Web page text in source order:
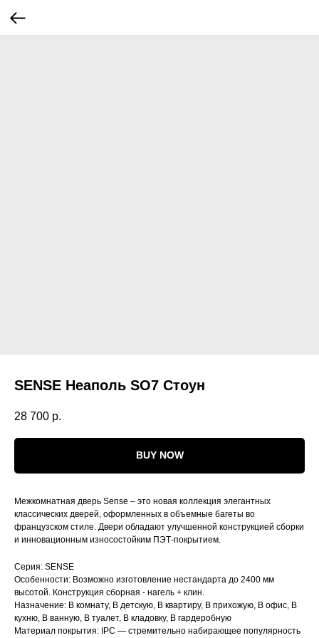
SENSE Неаполь SО7 Стоун
28 700 р.
BUY NOW
Межкомнатная дверь Sense – это новая коллекция элегантных
классических дверей, оформленных в объемные багеты во
французском стиле. Двери обладают улучшенной конструкцией сборки
и инновационным износостойким ПЭТ-покрытием.
Серия: SENSE
Особенности: Возможно изготовление нестандарта до 2400 мм
высотой. Конструкция сборная - нагель + клин.
Назначение: В комнату, В детскую, В квартиру, В прихожую, В офис, В
кухню, В ванную, В туалет, В кладовку, В гардеробную
Материал покрытия: IРС — стремительно набирающее популярность